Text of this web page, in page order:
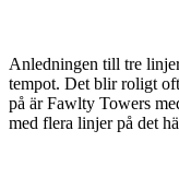
Anledningen till tre
tempot. Det blir roligt
på är Fawlty Towers
med flera linjer på det